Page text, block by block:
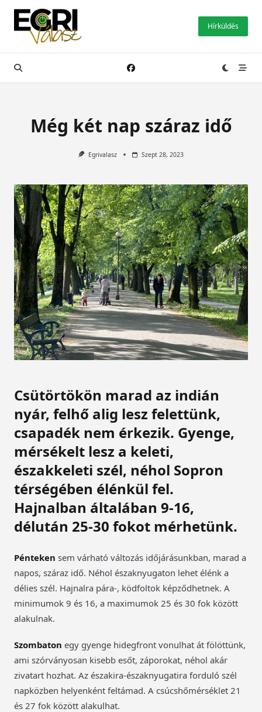
Skip
content
Hírküldés
Még két nap száraz idő
Egrivalasz Szept 28, 2023
Csütörtökön marad az indián
nyár, felhő alig lesz felettünk,
csapadék nem érkezik. Gyenge,
mérsékelt lesz a keleti,
északkeleti szél, néhol Sopron
térségében élénkül fel.
Hajnalban általában 9-16,
délután 25-30 fokot mérhetünk.
Pénteken sem várható változás időjárásunkban, marad a
napos, száraz idő. Néhol északnyugaton lehet élénk a
délies szél. Hajnalra pára-, ködfoltok képződhetnek. A
minimumok 9 és 16, a maximumok 25 és 30 fok között
alakulnak.
Szombaton egy gyenge hidegfront vonulhat át fölöttünk,
ami szórványosan kisebb esőt, záporokat, néhol akár
zivatart hozhat. Az északira-északnyugatira forduló szél
napközben helyenként feltámad. A csúcshőmérséklet 21
és 27 fok között alakulhat.